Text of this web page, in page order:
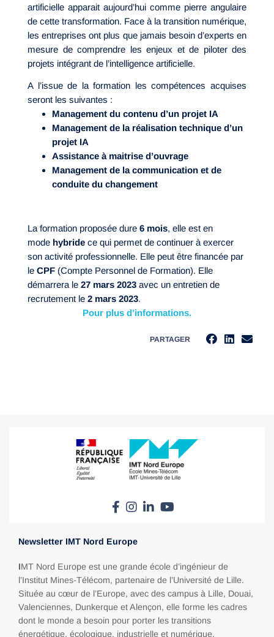
artificielle apparait aujourd’hui comme pierre angulaire
de cette transformation. Face à la transition numérique,
les entreprises ont plus que jamais besoin d’experts en
mesure de comprendre les enjeux et de piloter des
projets intégrant de l’intelligence artificielle.
A l’issue de la formation les compétences acquises
seront les suivantes :
Management du contenu d’un projet IA
Management de la réalisation technique d’un
projet IA
Assistance à maitrise d’ouvrage
Management de la communication et de
conduite du changement
La formation proposée dure 6 mois, elle est en
mode hybride ce qui permet de continuer à exercer
son activité professionnelle. Elle peut être financée par
le CPF (Compte Personnel de Formation). Elle
démarrera le 27 mars 2023 avec un entretien de
recrutement le 2 mars 2023.
Pour plus d’informations.
PARTAGER
Newsletter IMT Nord Europe
IMT Nord Europe est une grande école d’ingénieur de
l’Institut Mines-Télécom, partenaire de l’Université de Lille.
Située au cœur de l’Europe, avec des campus à Lille, Douai,
Valenciennes, Dunkerque et Alençon, elle forme les cadres
dont le monde a besoin pour porter les transitions
énergétique, écologique, industrielle et numérique.